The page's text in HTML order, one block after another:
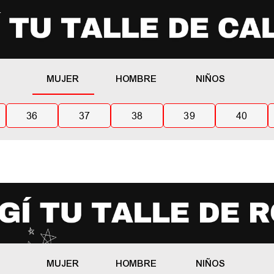
MUJER HOMBRE NIÑOS
36 37 38 39 40
MUJER HOMBRE NIÑOS